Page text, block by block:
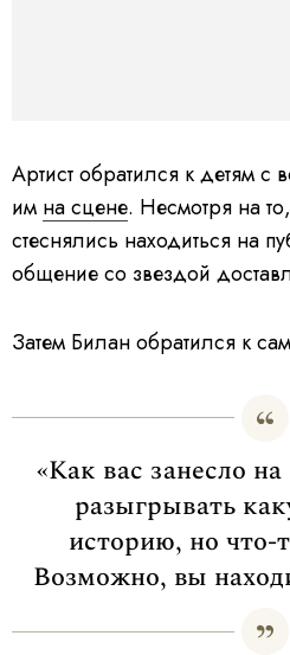
Артист обратился к детям с
им на сцене. Несмотря на
стеснялись находиться на
общение со звездой
Затем Билан обратился к
«Как вас занесло
разыгрывать
историю, но что-
Возможно, вы